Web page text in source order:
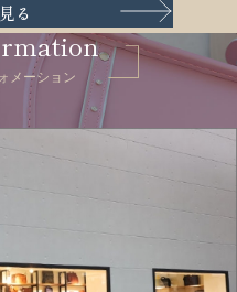
る
メーション